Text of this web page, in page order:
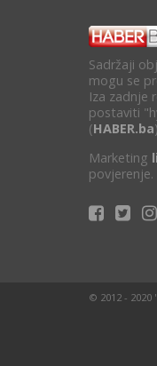
Sadržaji
mogu se
Iza zadnje
postaviti
(HABER.ba
Marketing
povjerenje.
© 2012 - 2020 "